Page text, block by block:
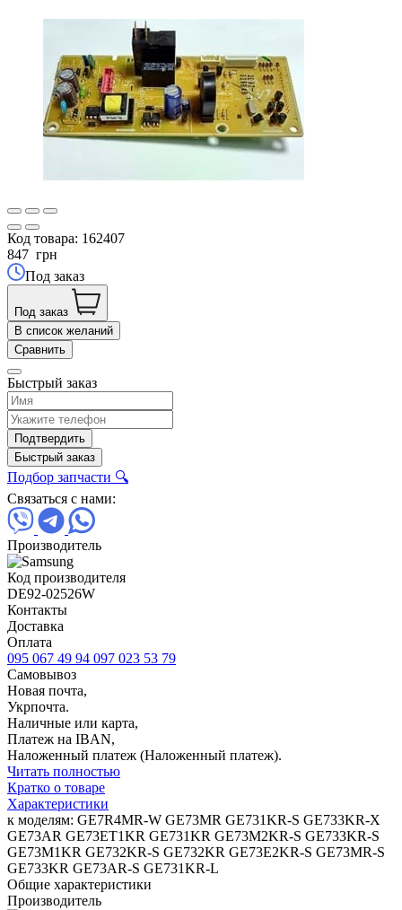
Код товара: 162407
847 грн
Под заказ
Под заказ
В список желаний
Сравнить
Быстрый заказ
Подтвердить
Быстрый заказ
Подбор запчасти 🔍
Связаться с нами:
Производитель
Код производителя
DE92-02526W
Контакты
Доставка
Оплата
095 067 49 94 097 023 53 79
Самовывоз
Новая почта,
Укрпочта.
Наличные или карта,
Платеж на IBAN,
Наложенный платеж (Наложенный платеж).
Читать полностью
Кратко о товаре
Характеристики
к моделям: GE7R4MR-W GE73MR GE731KR-S GE733KR-X
GE73AR GE73ET1KR GE731KR GE73M2KR-S GE733KR-S
GE73M1KR GE732KR-S GE732KR GE73E2KR-S GE73MR-S
GE733KR GE73AR-S GE731KR-L
Общие характеристики
Производитель